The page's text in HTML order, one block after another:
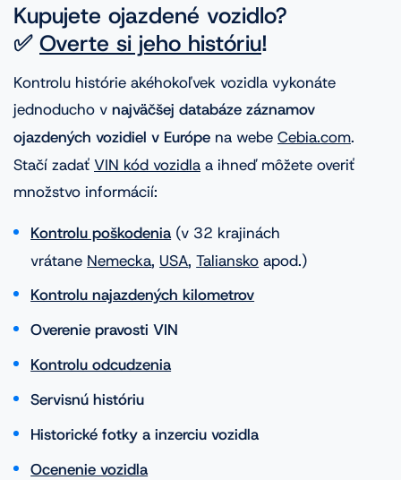
Kupujete ojazdené vozidlo?
✅ Overte si jeho históriu!
Kontrolu histórie akéhokoľvek vozidla vykonáte
jednoducho v najväčšej databáze záznamov
ojazdených vozidiel v Európe na webe Cebia.com.
Stačí zadať VIN kód vozidla a ihneď môžete overiť
množstvo informácií:
Kontrolu poškodenia (v 32 krajinách
vrátane Nemecka, USA,Taliansko apod.)
Kontrolu najazdených kilometrov
Overenie pravosti VIN
Kontrolu odcudzenia
Servisnú históriu
Historické fotky a inzerciu vozidla
Ocenenie vozidla